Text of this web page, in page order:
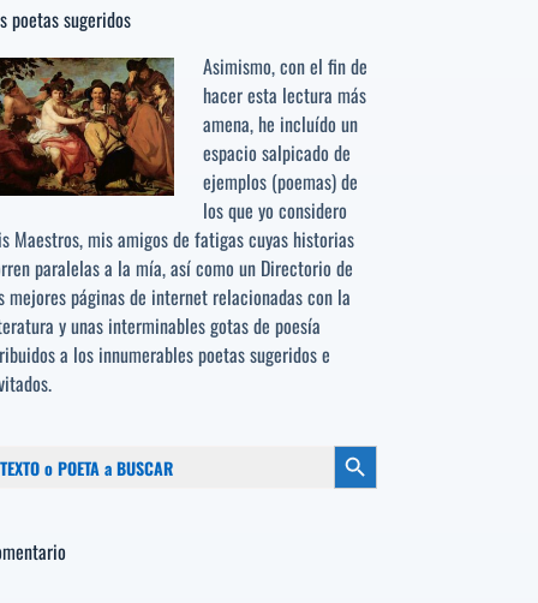
poetas sugeridos
Asimismo, con el fin de
hacer esta lectura más
amena, he incluído un
espacio salpicado de
ejemplos (poemas) de
los que yo considero
Maestros, mis amigos de fatigas cuyas historias
paralelas a la mía, así como un Directorio de
mejores páginas de internet relacionadas con la
y unas interminables gotas de poesía
a los innumerables poetas sugeridose
Botón de búsqueda